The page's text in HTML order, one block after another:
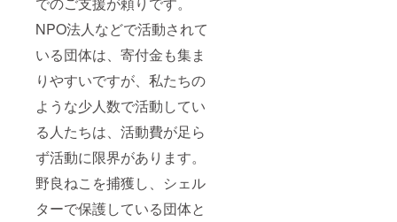
NPO法人などで活動されて
いる団体は、寄付金も集ま
りやすいですが、私たちの
ような少人数で活動してい
る人たちは、活動費が足ら
ず活動に限界があります。
野良ねこを捕獲し、シェル
ターで保護している団体と